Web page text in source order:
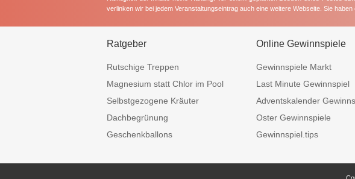
verlinken wir bei jedem Veranstaltungseintrag auch eine weitere Webseite. Sie
Ratgeber
Rutschige Treppen
Magnesium statt Chlor im Pool
Selbstgezogene Kräuter
Dachbegrünung
Geschenkballons
Online Gewinnspiele
Gewinnspiele Markt
Last Minute Gewinnspiel
Adventskalender
Oster Gewinnspiele
Gewinnspiel.tips